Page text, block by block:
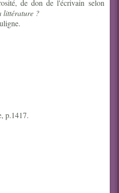
de don de l'écrivain selon
littérature ?
p.1417.